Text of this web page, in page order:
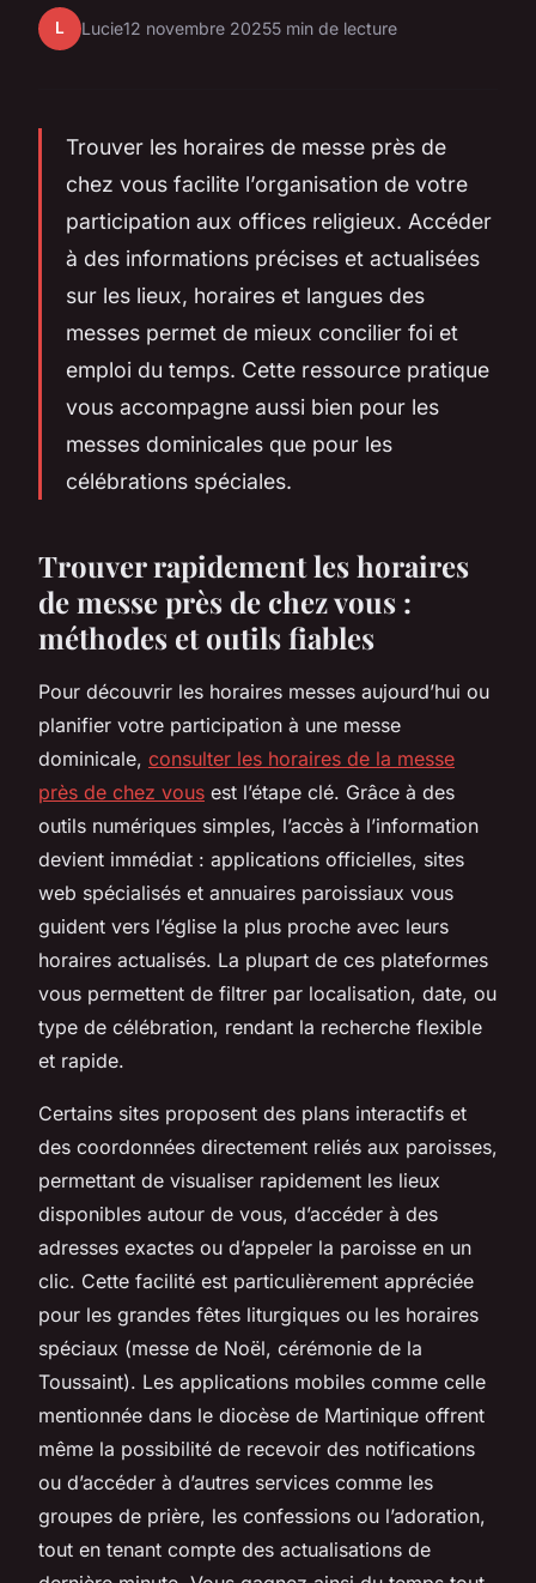
L Lucie12 novembre 20255 min de lecture
Trouver les horaires de messe près de
chez vous facilite l’organisation de votre
participation aux offices religieux. Accéder
à des informations précises et actualisées
sur les lieux, horaires et langues des
messes permet de mieux concilier foi et
emploi du temps. Cette ressource pratique
vous accompagne aussi bien pour les
messes dominicales que pour les
célébrations spéciales.
Trouver rapidement les horaires
de messe près de chez vous :
méthodes et outils fiables
Pour découvrir les horaires messes aujourd’hui ou
planifier votre participation à une messe
dominicale, consulter les horaires de la messe
près de chez vous est l’étape clé. Grâce à des
outils numériques simples, l’accès à l’information
devient immédiat : applications officielles, sites
web spécialisés et annuaires paroissiaux vous
guident vers l’église la plus proche avec leurs
horaires actualisés. La plupart de ces plateformes
vous permettent de filtrer par localisation, date, ou
type de célébration, rendant la recherche flexible
et rapide.
Certains sites proposent des plans interactifs et
des coordonnées directement reliés aux paroisses,
permettant de visualiser rapidement les lieux
disponibles autour de vous, d’accéder à des
adresses exactes ou d’appeler la paroisse en un
clic. Cette facilité est particulièrement appréciée
pour les grandes fêtes liturgiques ou les horaires
spéciaux (messe de Noël, cérémonie de la
Toussaint). Les applications mobiles comme celle
mentionnée dans le diocèse de Martinique offrent
même la possibilité de recevoir des notifications
ou d’accéder à d’autres services comme les
groupes de prière, les confessions ou l’adoration,
tout en tenant compte des actualisations de